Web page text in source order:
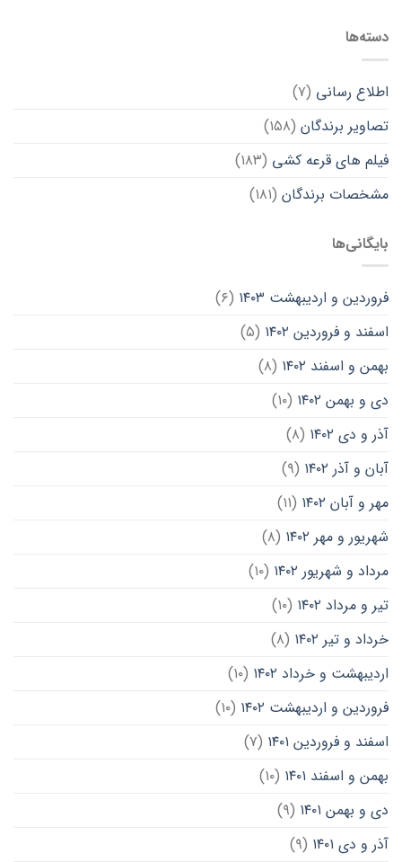
دسته‌ها
اطلاع رسانی (۷)
تصاویر برندگان (۱۵۸)
فیلم های قرعه کشی (۱۸۳)
مشخصات برندگان (۱۸۱)
بایگانی‌ها
فروردین و اردیبهشت ۱۴۰۳
(۶)
اسفند و فروردین ۱۴۰۲
(۵)
بهمن و اسفند ۱۴۰۲
(۸)
دی و بهمن ۱۴۰۲
(۱۰)
آذر و دی ۱۴۰۲
(۸)
آبان و آذر ۱۴۰۲
(۹)
مهر و آبان ۱۴۰۲
(۱۱)
شهریور و مهر ۱۴۰۲
(۸)
مرداد و شهریور ۱۴۰۲
(۱۰)
تیر و مرداد ۱۴۰۲
(۱۰)
خرداد و تیر ۱۴۰۲
(۸)
اردیبهشت و خرداد ۱۴۰۲
(۱۰)
فروردین و اردیبهشت ۱۴۰۲
(۱۰)
اسفند و فروردین ۱۴۰۱
(۷)
بهمن و اسفند ۱۴۰۱
(۱۰)
دی و بهمن ۱۴۰۱
(۹)
آذر و دی ۱۴۰۱
(۹)